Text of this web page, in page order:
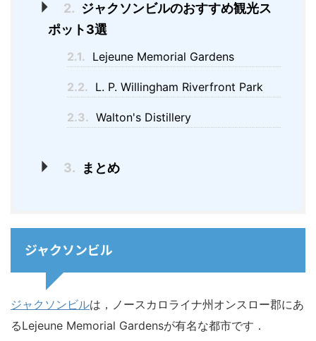
2. ジャクソンビルのおすすめ観光ス
ポット3選
2.1. Lejeune Memorial Gardens
2.2. L. P. Willingham Riverfront Park
2.3. Walton's Distillery
3. まとめ
ジャクソンビル
ジャクソンビルは，ノースカロライナ州オンスロー郡にあ
るLejeune Memorial Gardensが有名な都市です．